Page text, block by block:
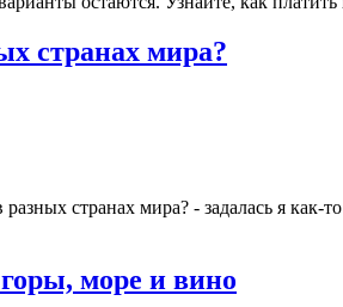
странах мира?
странах мира? - задалась я
море и вино